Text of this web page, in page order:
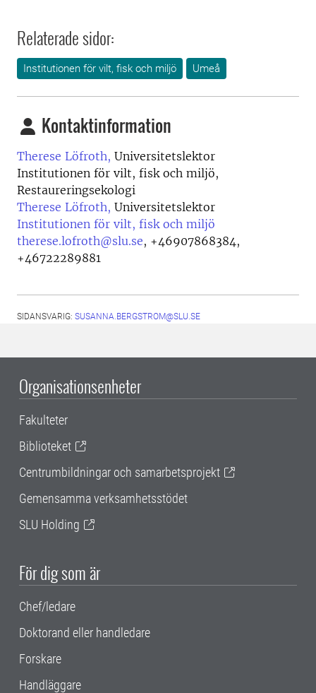
Relaterade sidor:
Institutionen för vilt, fisk och miljö Umeå
Kontaktinformation
Therese Löfroth, Universitetslektor
Institutionen för vilt, fisk och miljö,
Restaureringsekologi
Therese Löfroth, Universitetslektor
Institutionen för vilt, fisk och miljö
therese.lofroth@slu.se, +46907868384,
+46722289881
SIDANSVARIG: SUSANNA.BERGSTROM@SLU.SE
Organisationsenheter
Fakulteter
Biblioteket
Centrumbildningar och samarbetsprojekt
Gemensamma verksamhetsstödet
SLU Holding
För dig som är
Chef/ledare
Doktorand eller handledare
Forskare
Handläggare